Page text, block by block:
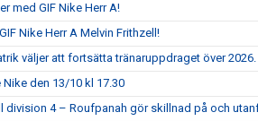
med GIF Nike Herr A!
Nike Herr A Melvin Frithzell!
väljer att fortsätta tränaruppdraget över 2026.
Nike den 13/10 kl 17.30
division 4 – Roufpanah gör skillnad på och